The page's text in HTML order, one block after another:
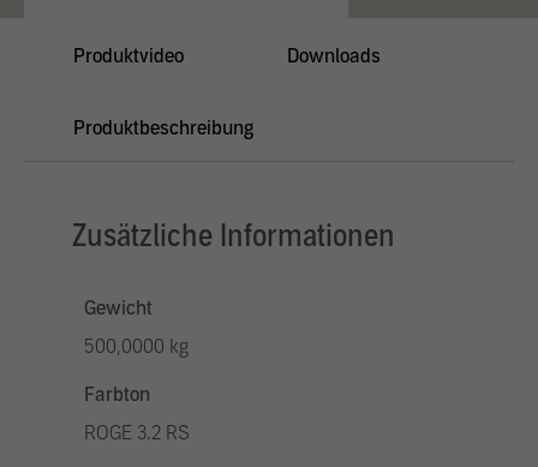
Produktvideo Downloads
Produktbeschreibung
Zusätzliche Informationen
Gewicht
500,0000 kg
Farbton
ROGE 3.2 RS